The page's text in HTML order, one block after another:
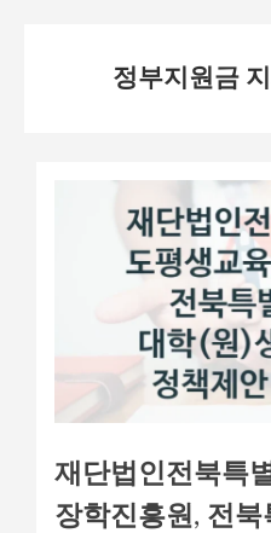
정부지원금
재단법인전북특
장학진흥원, 전